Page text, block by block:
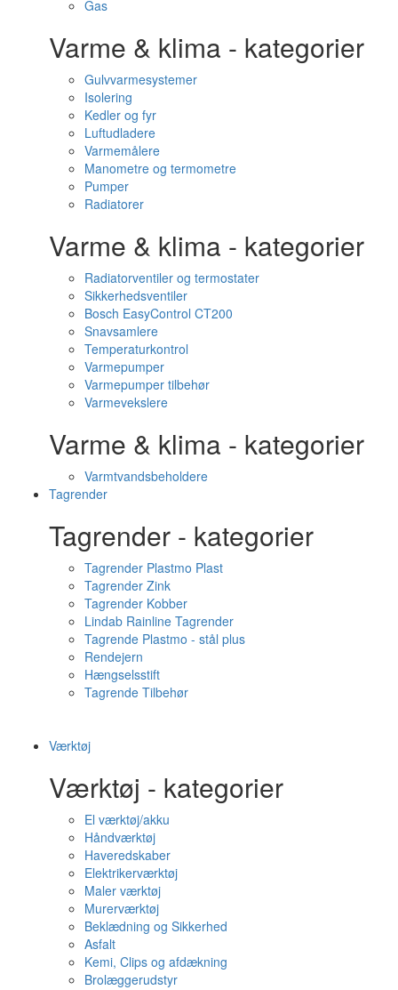
Gas
Varme & klima - kategorier
Gulvvarmesystemer
Isolering
Kedler og fyr
Luftudladere
Varmemålere
Manometre og termometre
Pumper
Radiatorer
Varme & klima - kategorier
Radiatorventiler og termostater
Sikkerhedsventiler
Bosch EasyControl CT200
Snavsamlere
Temperaturkontrol
Varmepumper
Varmepumper tilbehør
Varmevekslere
Varme & klima - kategorier
Varmtvandsbeholdere
Tagrender
Tagrender - kategorier
Tagrender Plastmo Plast
Tagrender Zink
Tagrender Kobber
Lindab Rainline Tagrender
Tagrende Plastmo - stål plus
Rendejern
Hængselsstift
Tagrende Tilbehør
Værktøj
Værktøj - kategorier
El værktøj/akku
Håndværktøj
Haveredskaber
Elektrikerværktøj
Maler værktøj
Murerværktøj
Beklædning og Sikkerhed
Asfalt
Kemi, Clips og afdækning
Brolæggerudstyr